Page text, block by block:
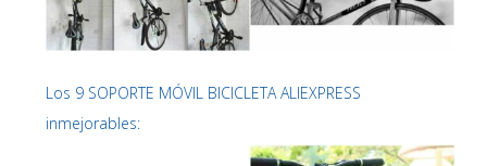
Los 9 SOPORTE MÓVIL BICICLETA ALIEXPRESS
inmejorables: